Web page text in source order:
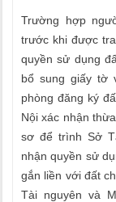
Trường hợp
trước khi được
quyền sử dụng
bổ sung giấy tờ
phòng đăng ký
Nội xác nhận
sơ để trình Sở
nhận quyền sử
gắn liền với đất
Tài nguyên và